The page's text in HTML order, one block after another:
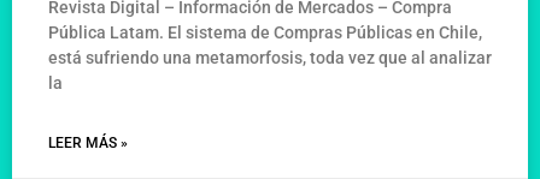
Revista Digital – Información de Mercados – Compra
Pública Latam. El sistema de Compras Públicas en Chile,
está sufriendo una metamorfosis, toda vez que al analizar
la
LEER MÁS »